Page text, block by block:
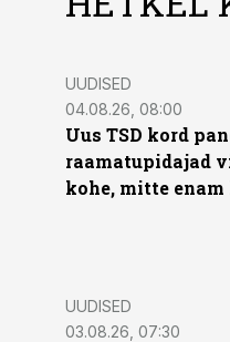
UUDISED
04.08.26, 08:00
Uus TSD kord
raamatupidajad
kohe, mitte enam
UUDISED
03.08.26, 07:30